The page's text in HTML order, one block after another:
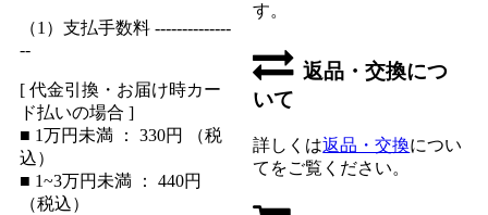
（1）支払手数料 --------------
--
[ 代金引換・お届け時カー
ド払いの場合 ]
■ 1万円未満 ： 330円 （税
込）
■ 1~3万円未満 ： 440円
（税込）
す。
返品・交換につ
いて
詳しくは返品・交換につい
てをご覧ください。